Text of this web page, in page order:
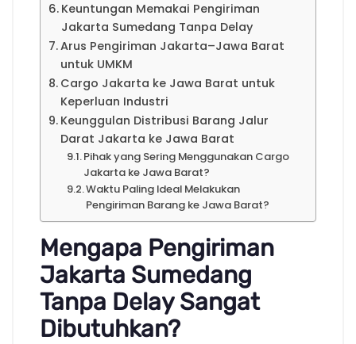
Keuntungan Memakai Pengiriman
Jakarta Sumedang Tanpa Delay
Arus Pengiriman Jakarta–Jawa Barat
untuk UMKM
Cargo Jakarta ke Jawa Barat untuk
Keperluan Industri
Keunggulan Distribusi Barang Jalur
Darat Jakarta ke Jawa Barat
Pihak yang Sering Menggunakan Cargo
Jakarta ke Jawa Barat?
Waktu Paling Ideal Melakukan
Pengiriman Barang ke Jawa Barat?
Mengapa Pengiriman
Jakarta Sumedang
Tanpa Delay Sangat
Dibutuhkan?